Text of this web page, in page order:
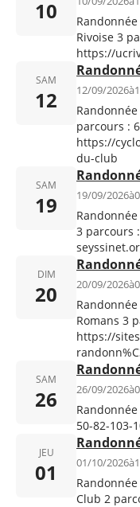
10
Rivoise 3
https://
SAM
12 12/09/2026à
parcours :
https://
du-club
SAM
19 19/09/2026à
3 parcours
DIM
20 20/09/2026à
Romans 3
https://
SAM
26 26/09/2026à
Randonnée
50-82-103-
JEU
01 01/10/2026à
Club 2